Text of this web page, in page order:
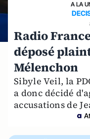
A LA
Radio
déposé
Mélenchon
Sibyle Veil, la
a donc décidé
accusations de